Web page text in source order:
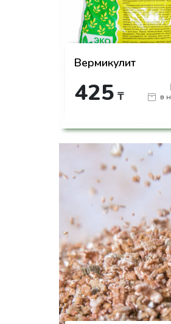
Вермикулит
425 ₸
в
- +
на страницу